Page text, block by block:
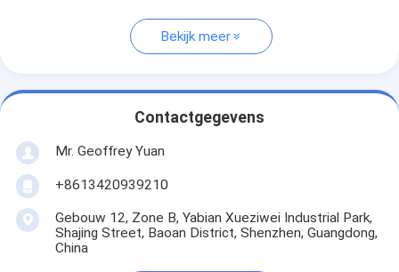
Bekijk meer
Contactgegevens
Mr. Geoffrey Yuan
+8613420939210
Gebouw 12, Zone B, Yabian Xueziwei Industrial Park,
Shajing Street, Baoan District, Shenzhen, Guangdong,
China